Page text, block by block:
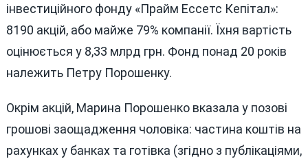
інвестиційного фонду «Прайм Ессетс Кепітал»:
8190 акцій, або майже 79% компанії. Їхня вартість
оцінюється у 8,33 млрд грн. Фонд понад 20 років
належить Петру Порошенку.
Окрім акцій, Марина Порошенко вказала у позові
грошові заощадження чоловіка: частина коштів на
рахунках у банках та готівка (згідно з публікаціями,